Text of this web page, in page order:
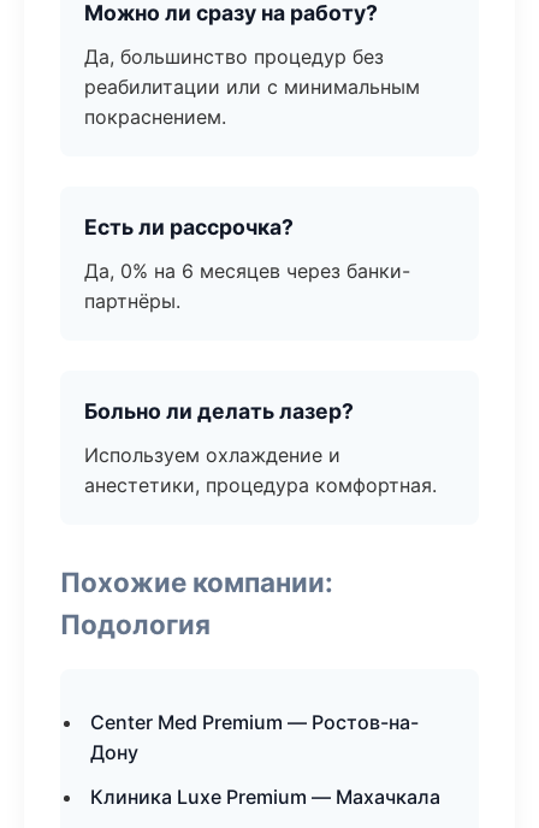
Можно ли сразу на работу?
Да, большинство процедур без
реабилитации или с минимальным
покраснением.
Есть ли рассрочка?
Да, 0% на 6 месяцев через банки-
партнёры.
Больно ли делать лазер?
Используем охлаждение и
анестетики, процедура комфортная.
Похожие компании:
Подология
Center Med Premium — Ростов-на-
Дону
Клиника Luxe Premium — Махачкала